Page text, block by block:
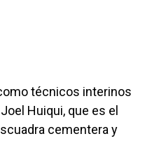
técnicos interinos
Huiqui, que es el
cementera y